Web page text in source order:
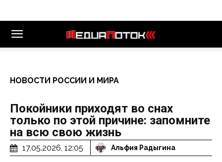
НОВОСТИ РОССИИ И МИРА
Покойники приходят во снах
только по этой причине: запомните
на всю свою жизнь
17.05.2026, 12:05 Альфия Радыгина